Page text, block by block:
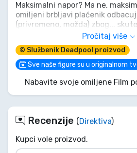
Maksimalni napor? Ma ne,
omiljeni brbljavi plaćenik
(privremeno, možda) zbog...
kaos s ovom Deadpool POP! Ride
je za nabavku chimichanga,
samo da izgleda smiješno cool
bobble-head ljepotica spremna
vjerojatno će probiti četvrti zid
Nabavi je prije nego Wade opet
Pročitaj više
© Službenik Deadpool proizvod
Sve naše figure su u originalnom
Nabavite svoje omiljene Film
Recenzije ( Direktiva)
Kupci vole proizvod.